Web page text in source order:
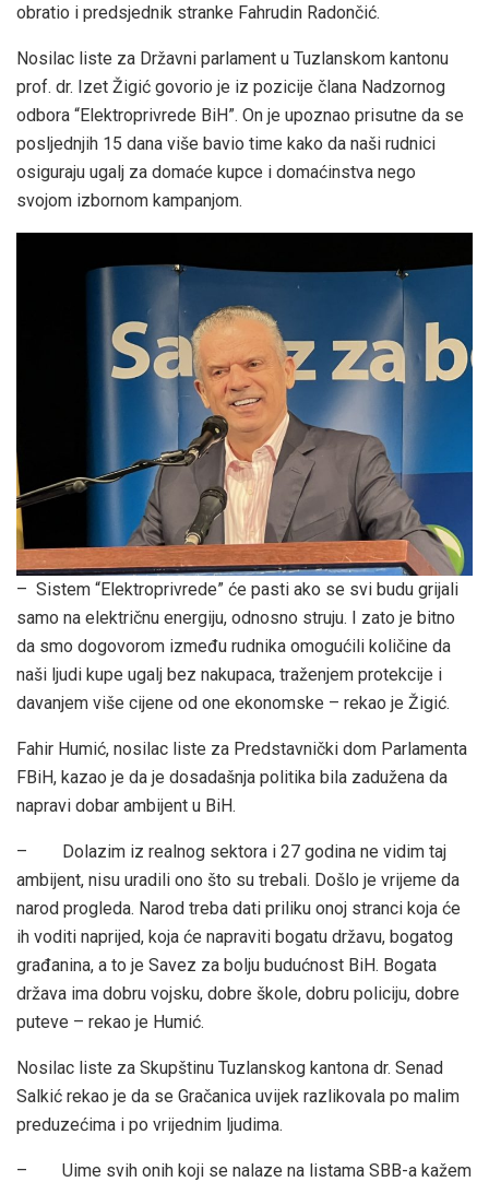
obratio i predsjednik stranke Fahrudin Radončić.
Nosilac liste za Državni parlament u Tuzlanskom kantonu
prof. dr. Izet Žigić govorio je iz pozicije člana Nadzornog
odbora “Elektroprivrede BiH”. On je upoznao prisutne da se
posljednjih 15 dana više bavio time kako da naši rudnici
osiguraju ugalj za domaće kupce i domaćinstva nego
svojom izbornom kampanjom.
– Sistem “Elektroprivrede” će pasti ako se svi budu grijali
samo na električnu energiju, odnosno struju. I zato je bitno
da smo dogovorom između rudnika omogućili količine da
naši ljudi kupe ugalj bez nakupaca, traženjem protekcije i
davanjem više cijene od one ekonomske – rekao je Žigić.
Fahir Humić, nosilac liste za Predstavnički dom Parlamenta
FBiH, kazao je da je dosadašnja politika bila zadužena da
napravi dobar ambijent u BiH.
– Dolazim iz realnog sektora i 27 godina ne vidim taj
ambijent, nisu uradili ono što su trebali. Došlo je vrijeme da
narod progleda. Narod treba dati priliku onoj stranci koja će
ih voditi naprijed, koja će napraviti bogatu državu, bogatog
građanina, a to je Savez za bolju budućnost BiH. Bogata
država ima dobru vojsku, dobre škole, dobru policiju, dobre
puteve – rekao je Humić.
Nosilac liste za Skupštinu Tuzlanskog kantona dr. Senad
Salkić rekao je da se Gračanica uvijek razlikovala po malim
preduzećima i po vrijednim ljudima.
– Uime svih onih koji se nalaze na listama SBB-a kažem